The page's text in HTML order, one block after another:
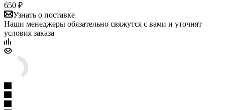
650 ₽
Узнать о поставке
Наши менеджеры обязательно свяжутся с вами и уточнят
условия заказа